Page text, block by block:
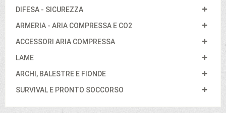
DIFESA - SICUREZZA
ARMERIA - ARIA COMPRESSA E CO2
ACCESSORI ARIA COMPRESSA
LAME
ARCHI, BALESTRE E FIONDE
SURVIVAL E PRONTO SOCCORSO